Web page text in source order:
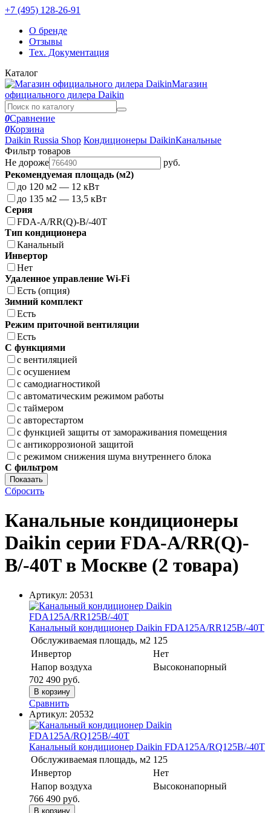
+7 (495) 128-26-91
О бренде
Отзывы
Тех. Документация
Каталог
Магазин
официального дилера Daikin
0Сравнение
0Корзина
Daikin Russia Shop Кондиционеры DaikinКанальные
Фильтр товаров
Не дороже
руб.
Рекомендуемая площадь (м2)
до 120 м2 — 12 кВт
до 135 м2 — 13,5 кВт
Серия
FDA-A/RR(Q)-B/-40T
Тип кондиционера
Канальный
Инвертор
Нет
Удаленное управление Wi-Fi
Есть (опция)
Зимний комплект
Есть
Режим приточной вентиляции
Есть
С функциями
с вентиляцией
с осушением
с самодиагностикой
с автоматическим режимом работы
с таймером
с авторестартом
с функцией защиты от замораживания помещения
с антикоррозионой защитой
с режимом снижения шума внутреннего блока
С фильтром
Показать
Сбросить
Канальные кондиционеры
Daikin серии FDA-A/RR(Q)-
B/-40T в Москве (2 товара)
Артикул: 20531
Канальный кондиционер Daikin FDA125A/RR125B/-40T
Обслуживаемая площадь, м2 125
Инвертор
Нет
Напор воздуха
Высоконапорный
702 490 руб.
В корзину
Сравнить
Артикул: 20532
Канальный кондиционер Daikin FDA125A/RQ125B/-40T
Обслуживаемая площадь, м2 125
Инвертор
Нет
Напор воздуха
Высоконапорный
766 490 руб.
В корзину